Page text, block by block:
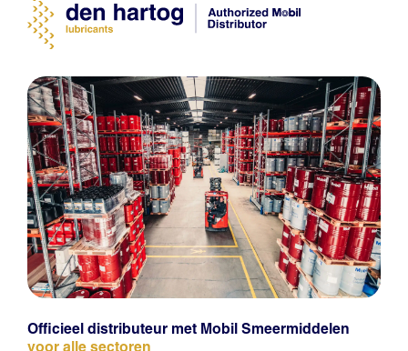
Officieel distributeur met Mobil Smeermiddelen
voor alle sectoren